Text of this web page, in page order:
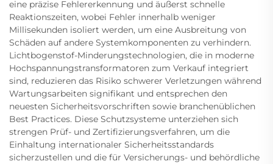
eine präzise Fehlererkennung und äußerst schnelle
Reaktionszeiten, wobei Fehler innerhalb weniger
Millisekunden isoliert werden, um eine Ausbreitung von
Schäden auf andere Systemkomponenten zu verhindern.
Lichtbogenstof-Minderungstechnologien, die in moderne
Hochspannungstransformatoren zum Verkauf integriert
sind, reduzieren das Risiko schwerer Verletzungen während
Wartungsarbeiten signifikant und entsprechen den
neuesten Sicherheitsvorschriften sowie branchenüblichen
Best Practices. Diese Schutzsysteme unterziehen sich
strengen Prüf- und Zertifizierungsverfahren, um die
Einhaltung internationaler Sicherheitsstandards
sicherzustellen und die für Versicherungs- und behördliche